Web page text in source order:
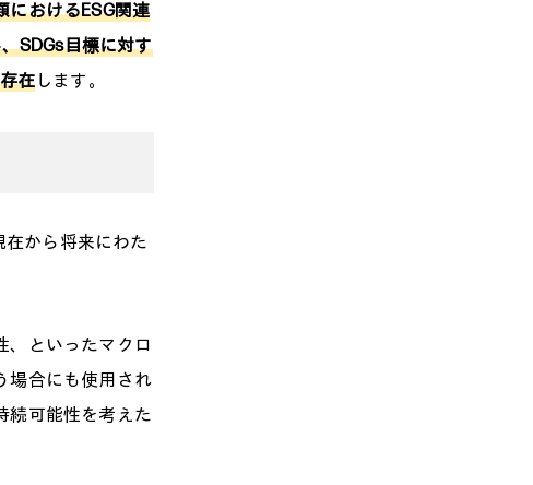
におけるESG関連
SDGs目標に対す
在 します。
から将来にわた
、といったマクロ
場合にも使用され
続可能性を考えた